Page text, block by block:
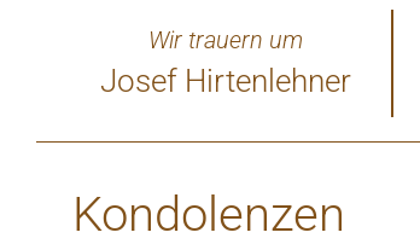
Wir trauern um
Josef Hirtenlehner
Kondolenzen